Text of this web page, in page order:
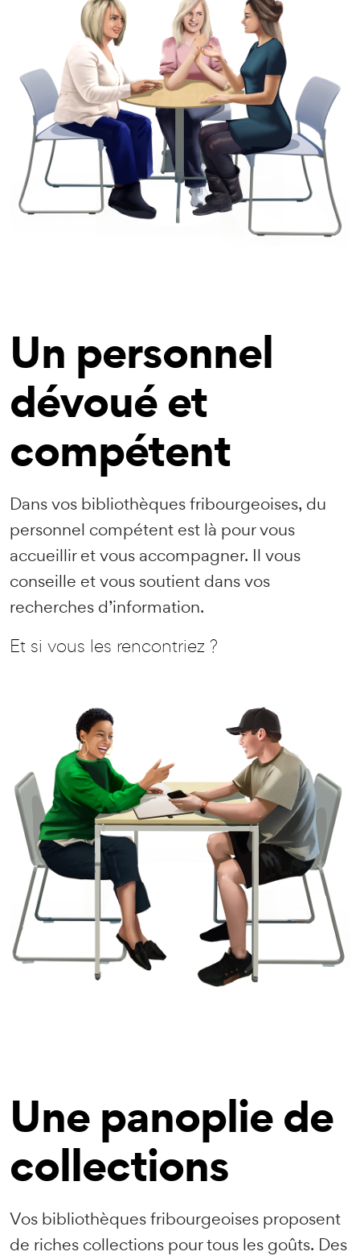
Un personnel
dévoué et
compétent
Dans vos bibliothèques fribourgeoises, du
personnel compétent est là pour vous
accueillir et vous accompagner. Il vous
conseille et vous soutient dans vos
recherches d’information.
Et si vous les rencontriez ?
Une panoplie de
collections
Vos bibliothèques fribourgeoises proposent
de riches collections pour tous les goûts. Des